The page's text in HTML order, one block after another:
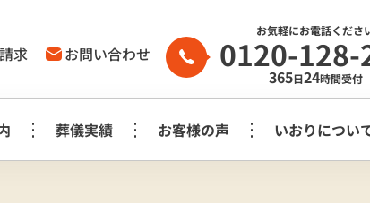
求 お問い合わせ
お気軽にお電話くださ
0120-128-
365日24時間受付
葬儀実績 お客様の声 いおりについ